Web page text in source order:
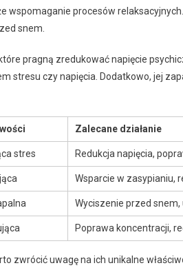
wspomaganie procesów
snem.
pragną zredukować napięcie
stresu czy napięcia. Dodatkowo, jej
Zalecane działanie
stres Redukcja napięcia,
Wsparcie w zasypianiu,
Wyciszenie przed snem,
Poprawa koncentracji,
zwrócić uwagę na ich unikalne